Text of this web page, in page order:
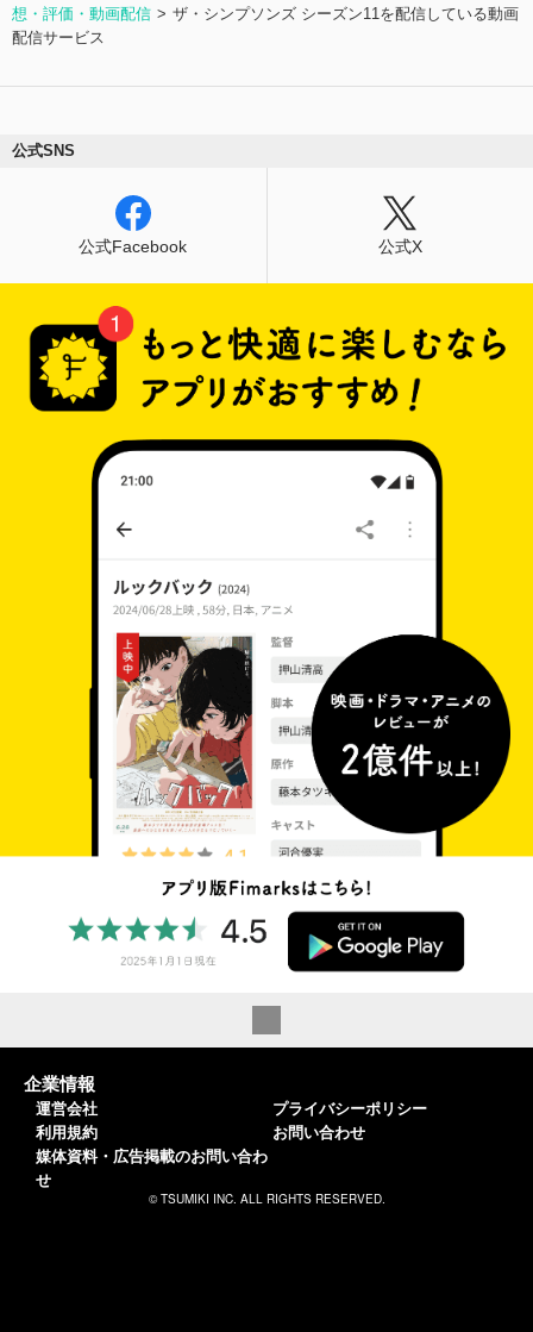
想・評価・動画配信
ザ・シンプソンズ シーズン11を配信している動画
配信サービス
公式SNS
公式Facebook 公式X
企業情報
運営会社
利用規約
媒体資料・広告掲載のお問い合わ
せ
プライバシーポリシー
お問い合わせ
© TSUMIKI INC. ALL RIGHTS RESERVED.